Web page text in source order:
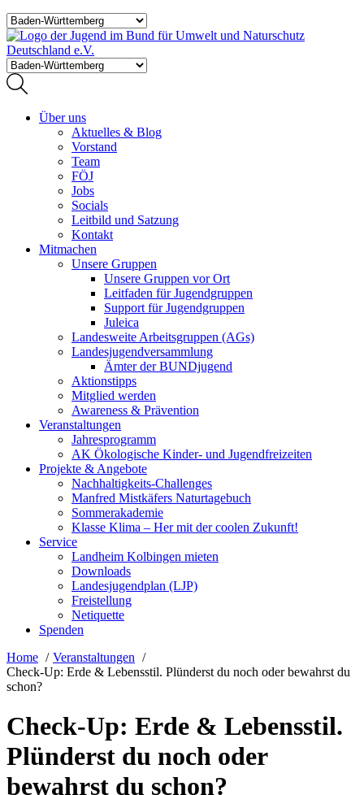
Über uns
Aktuelles & Blog
Vorstand
Team
FÖJ
Jobs
Socials
Leitbild und Satzung
Kontakt
Mitmachen
Unsere Gruppen
Unsere Gruppen vor Ort
Leitfaden für Jugendgruppen
Support für Jugendgruppen
Juleica
Landesweite Arbeitsgruppen (AGs)
Landesjugendversammlung
Ämter der BUNDjugend
Aktionstipps
Mitglied werden
Awareness & Prävention
Veranstaltungen
Jahresprogramm
AK Ökologische Kinder- und Jugendfreizeiten
Projekte & Angebote
Nachhaltigkeits-Challenges
Manfred Mistkäfers Naturtagebuch
Sommerakademie
Klasse Klima – Her mit der coolen Zukunft!
Service
Landheim Kolbingen mieten
Downloads
Landesjugendplan (LJP)
Freistellung
Netiquette
Spenden
Home
Veranstaltungen
Check-Up: Erde & Lebensstil. Plünderst du noch oder bewahrst du
schon?
Check-Up: Erde & Lebensstil.
Plünderst du noch oder
bewahrst du schon?